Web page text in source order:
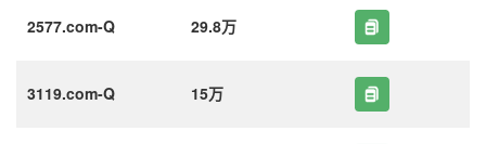
2577.com-Q 29.8万
3119.com-Q 15万